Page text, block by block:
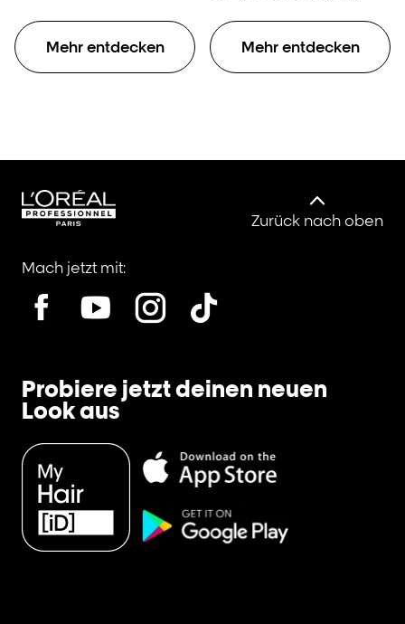
Mehr entdecken Mehr entdecken
Zurück nach oben
Mach jetzt mit:
Probiere jetzt deinen neuen
Look aus